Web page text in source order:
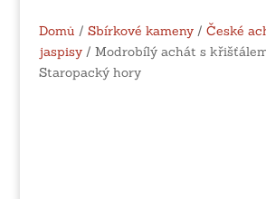
Domů / Sbírkové kameny/ České
jaspisy/ Modrobílý achát s
Staropacký hory